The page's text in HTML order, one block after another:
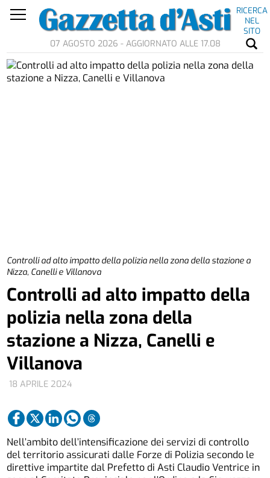
RICERCA
NEL
SITO
07 AGOSTO 2026 - AGGIORNATO ALLE 17.08
Controlli ad alto impatto della polizia nella zona della stazione a
Nizza, Canelli e Villanova
18 APRILE 2024
Controlli ad alto impatto della
polizia nella zona della
stazione a Nizza, Canelli e
Villanova
Nell’ambito dell’intensificazione dei servizi di controllo
del territorio assicurati dalle Forze di Polizia secondo le
direttive impartite dal Prefetto di Asti Claudio Ventrice in